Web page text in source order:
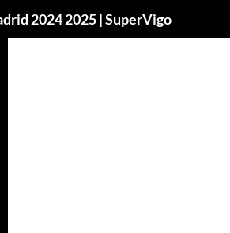
2024 2025 | SuperVigo